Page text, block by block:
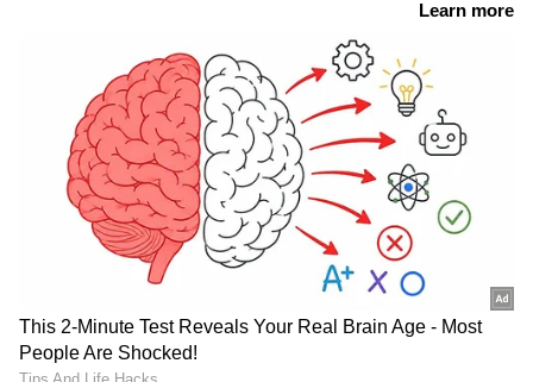
തൻ്റെ തിരുവനന്തപുരം സന്ദർശനത്തിന്
പിന്നിൽ വ്യക്തമായ കാരണങ്ങളുണ്ടെന്ന്
വിദേശകാര്യ മന്ത്രി എസ്.ജയ്സങ്കര്‍.
രാജ്യത്തിൻ്റെ പ്രാദേശികമായ പ്രത്യേകതകളെ
മനസിലാക്കുക എന്നത് തൻ്റെ
സന്ദര്‍ശനത്തിൻ്റെ ലക്ഷ്യമായിരുന്നു. ബിജെപി
നേതാവ് എന്ന നിലയിൽ കൂടിയാണ് ഈ
സന്ദർശനമെന്നും അദ്ദേഹം പറഞ്ഞു. തൻ്റെ
തിരുവനന്തപുരം സന്ദര്‍ശനത്തെ വിമര്‍ശിച്ച
മുഖ്യമന്ത്രിക്കും വിദേശകാര്യമന്ത്രി ഇന്ന് മറുപടി